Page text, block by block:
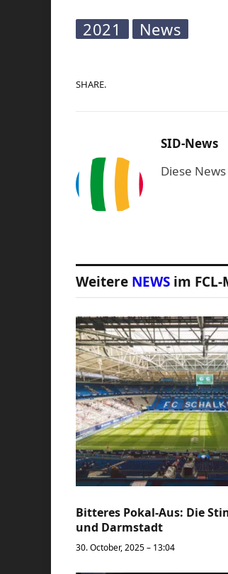
2021 News
SHARE.
SID-News
Diese
Weitere NEWS im
Bitteres Pokal-Aus: Die
und Darmstadt
30. October, 2025 – 13:04